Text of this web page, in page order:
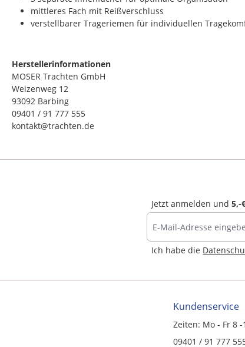
mittleres Fach mit Reißverschluss
verstellbarer Trageriemen für individuellen
Herstellerinformationen
MOSER Trachten GmbH
Weizenweg 12
93092 Barbing
09401 / 91 777 555
kontakt@trachten.de
Jetzt anmelden und5,-
Ich habe die
Kundenservice
Zeiten: Mo - Fr 8
09401 / 91 777